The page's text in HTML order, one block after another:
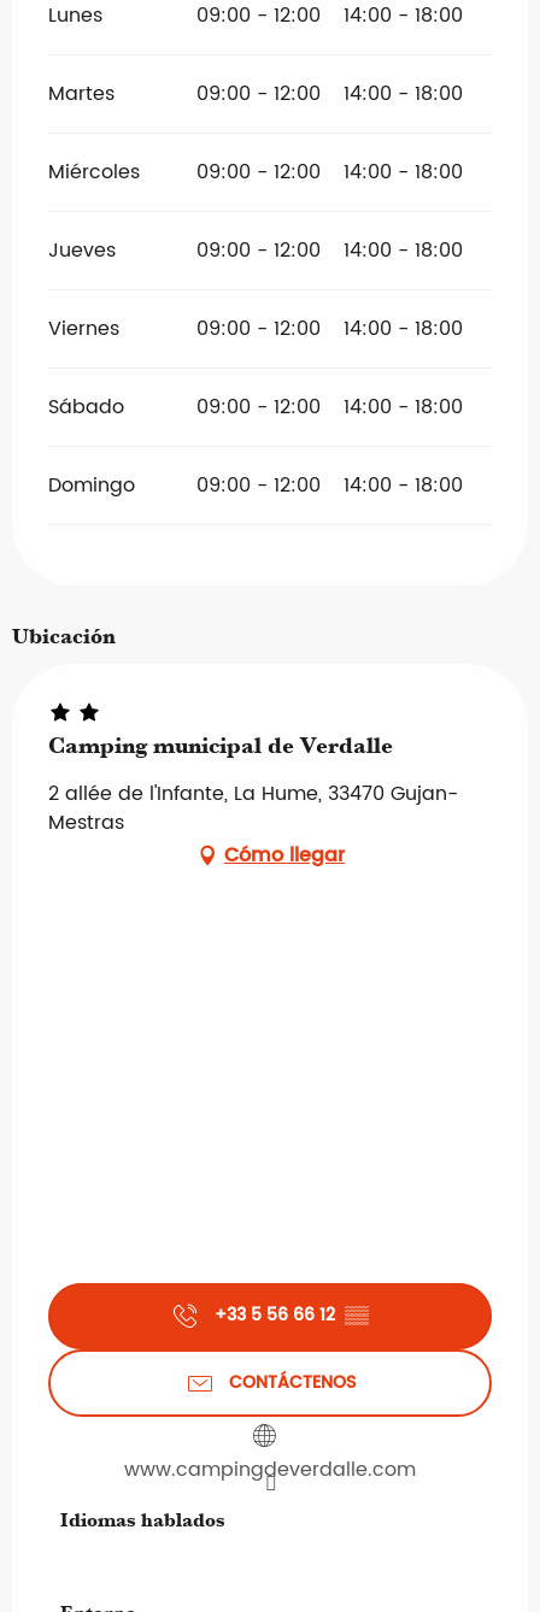
Lunes 09:00 - 12:00 14:00 - 18:00
Martes 09:00 - 12:00 14:00 - 18:00
Miércoles 09:00 - 12:00 14:00 - 18:00
Jueves 09:00 - 12:00 14:00 - 18:00
Viernes 09:00 - 12:00 14:00 - 18:00
Sábado 09:00 - 12:00 14:00 - 18:00
Domingo 09:00 - 12:00 14:00 - 18:00
Ubicación
Camping municipal de Verdalle
2 allée de l'Infante, La Hume, 33470 Gujan-
Mestras
Cómo llegar
+33 5 56 66 12 ▒▒
CONTÁCTENOS
www.campingdeverdalle.com
Idiomas hablados
Idiomas hablados